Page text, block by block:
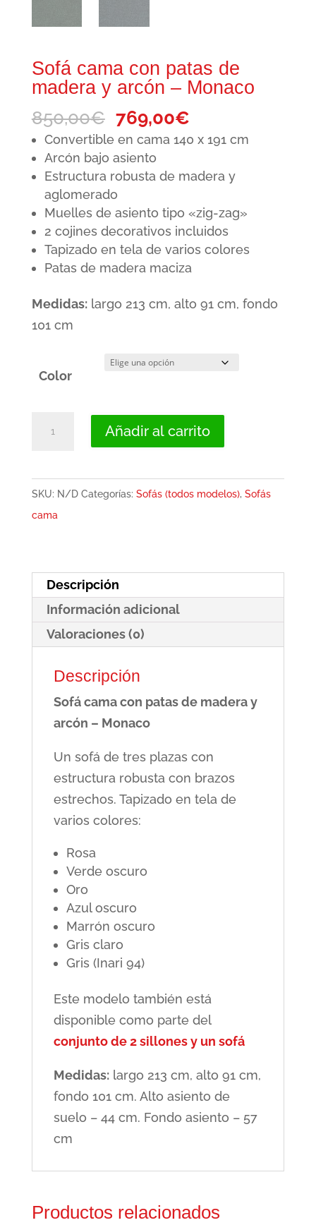
Sofá cama con patas de
madera y arcón – Monaco
850,00€ El
precio
original
era:
850,00€.
769,00€El
precio
es:
769,00€.
Convertible en cama 140 x 191 cm
Arcón bajo asiento
Estructura robusta de madera y
aglomerado
Muelles de asiento tipo «zig-zag»
2 cojines decorativos incluidos
Tapizado en tela de varios colores
Patas de madera maciza
Medidas:largo 213 cm, alto 91 cm, fondo
101 cm
Color
arcón
Monaco
cantidad
Añadir al carrito
SKU: N/D Categorías: Sofás (todos modelos), Sofás
cama
Descripción
Información adicional
Valoraciones (0)
Descripción
Sofá cama con patas de madera y
arcón – Monaco
Un sofá de tres plazas con
estructura robusta con brazos
estrechos. Tapizado en tela de
varios colores:
Rosa
Verde oscuro
Oro
Azul oscuro
Marrón oscuro
Gris claro
Gris (Inari 94)
Este modelo también está
disponible como parte del
conjunto de 2 sillones y un sofá
Medidas:largo 213 cm, alto 91 cm,
fondo 101 cm. Alto asiento de
suelo – 44 cm. Fondo asiento – 57
cm
Productos relacionados